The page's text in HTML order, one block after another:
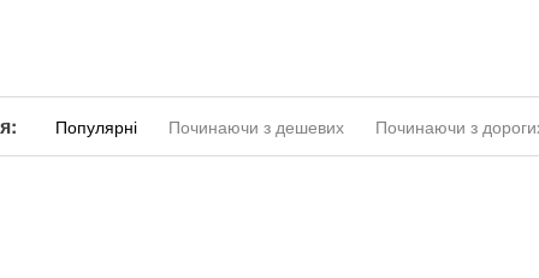
Популярні Починаючи з дешевих Починаючи з